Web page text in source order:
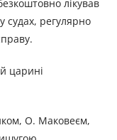
лікував
судах, регулярно
царині
О. Маковеєм,